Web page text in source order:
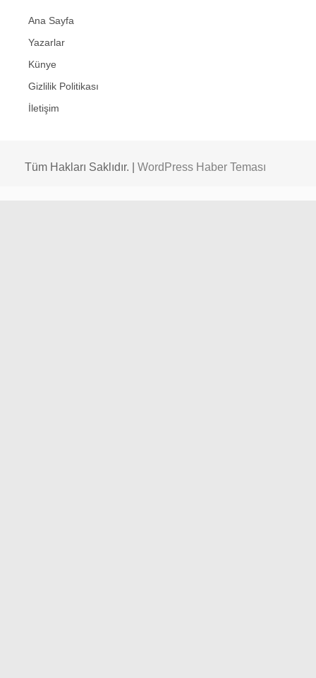
Ana Sayfa
Yazarlar
Künye
Gizlilik Politikası
İletişim
Tüm Hakları Saklıdır. | WordPress Haber Teması